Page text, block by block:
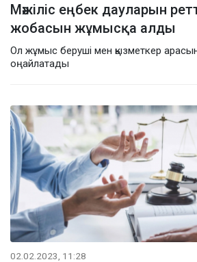
Мәжіліс еңбек дауларын
жобасын жұмысқа алды
Ол жұмыс беруші мен қызметкер
оңайлатады
02.02.2023, 11:28